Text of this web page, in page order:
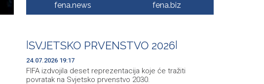
Na Banjalučkoj berzi promet 163.395,63 KM
suradnje s Istanbulskom gospodarskom komorom
fena.news fena.biz
SVJETSKO PRVENSTVO 2026
24.07.2026 19:17
FIFA izdvojila deset reprezentacija koje će tražiti
povratak na Svjetsko prvenstvo 2030.